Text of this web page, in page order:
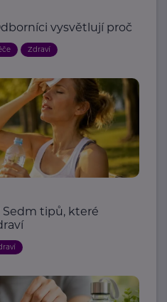
vysvětlují proč
Zdraví
Sedm tipů, které